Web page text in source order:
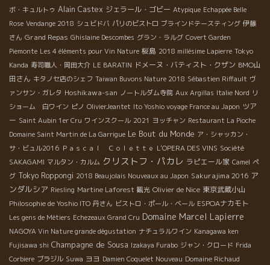
ボ・キュルトゥ Alain Castex ジェラール・ゴビー Atypique Echappée Belle
Rose Vendange 2018 シュビドバ パリのビストロ ブラインドテースティング 伊藤
さん Grand Repas Ghislaine Descombes グラン・ラルグ Covert Garden
Piemonte Les 4 éléments pour Vin Nature 桜島 2018 millésime Lapierre Tokyo
Kanda 寿司職人・岡田大介 LE BARATIN ドメーヌ・バティスト・クザン BMO山
田さん キタノセ店のシェフ Taiwan Buvons Nature 2018 Sébastien Riffault ヴ
ァンサン・ガレタ Hoshikawa-san ノートルダム寺院 Aux Argillas Italie Nord リ
ショーム 白ワイン ピノ OlivierJeantet Ito Yoshio voyage France au Japon ツア
ー Saint Aubin 1er Cru ワインスクール 2021 ヨッチャン Restaurant La Pioche
Domaine Saint Martin de La Garrigue Le Bout du Monde ア・シャッカン・
サ・ビュル2016 Ｐａｓｃａｌ Ｃｏｌｅｔｔｅ L'OPERA DES VINS Société
SAKAGAMI マルタン・カルム クリストフ・パカレ ラピエール家 Camel ペ
グ Tokyo Roppongi 2018 Beaujolais Nouveaux au Japon Sakurajima 2016 ア
ンダルシア Riesling Martine Laforest 観光 Olivier de Nice 東京武蔵小山
Philosophie de Yoshio ITO 丹さん ビストロ・ポール・ベール ESPOAナカモト
Les gens de Métiers Echezeaux Grand Cru Domaine Marcel Lapierre
NAGOYA Vin Nature grande dégustation ナチュラルワイン Kanagawa ken
Fujisawa shi Champagne de Sousa Izakaya Furabo ジャン・クロード Frida
Corbiere ブラジル Suwa ヨヨ Damien Coquelet Nouveau Domaine Richaud